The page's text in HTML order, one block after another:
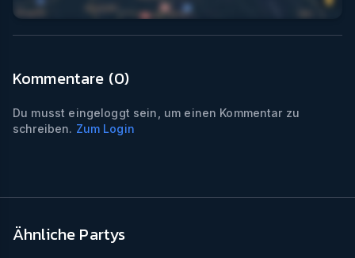
Kommentare (0)
Du musst eingeloggt sein, um einen Kommentar zu
schreiben. Zum Login
Ähnliche Partys